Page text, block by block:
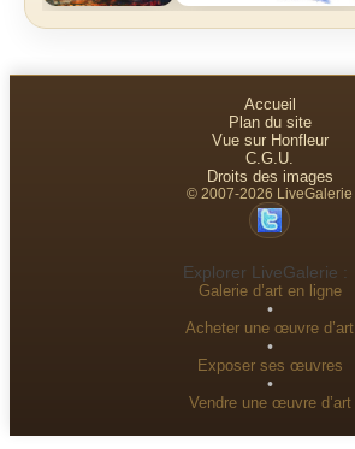
Accueil
Plan du site
Vue sur Honfleur
C.G.U.
Droits des images
© 2007-2026 LiveGalerie
Explorer LiveGalerie :
Galerie d’art en ligne
•
Acheter une œuvre d’art
•
Exposer ses œuvres
•
Vendre une œuvre d’art